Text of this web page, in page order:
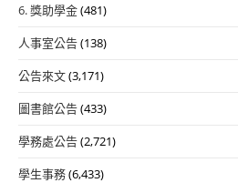
6. 獎助學金(481)
人事室公告(138)
公告來文(3,171)
圖書館公告(433)
學務處公告(2,721)
學生事務(6,433)